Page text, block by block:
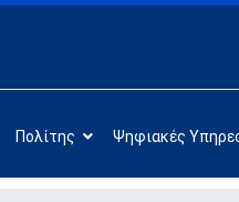
Πολίτης Ψηφιακές